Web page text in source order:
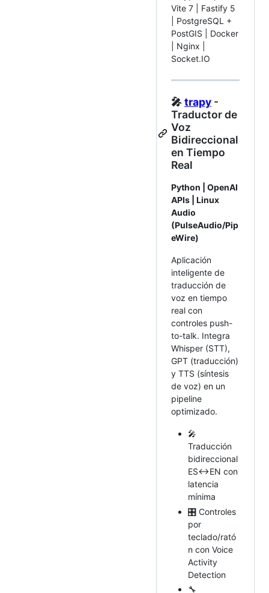
Vite 7 | Fastify 5
| PostgreSQL +
PostGIS | Docker
| Nginx |
Socket.IO
🎤trapy -
Traductor de
Voz
Bidireccional
en Tiempo
Real
Python | OpenAI
APIs | Linux
Audio
(PulseAudio/Pip
eWire)
Aplicación
inteligente de
traducción de
voz en tiempo
real con
controles push-
to-talk. Integra
Whisper (STT),
GPT (traducción)
y TTS (síntesis
de voz) en un
pipeline
optimizado.
🎤
Traducción
bidireccional
ES↔EN con
latencia
mínima
🎛️ Controles
por
teclado/rató
n con Voice
Activity
Detection
🔧